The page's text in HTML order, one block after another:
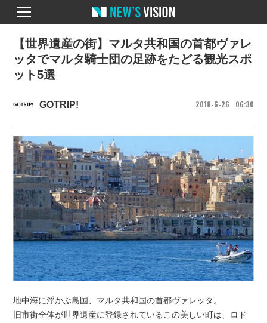
GOTRIP! 2018 6 26 06 30
【世界遺産の街】マルタ共和国の首都ヴァレ
ッタでマルタ騎士団の足跡をたどる観光スポ
ット5選
地中海に浮かぶ島国、マルタ共和国の首都ヴァレッタ。
旧市街全体が世界遺産に登録されているこの美しい町は、ロド